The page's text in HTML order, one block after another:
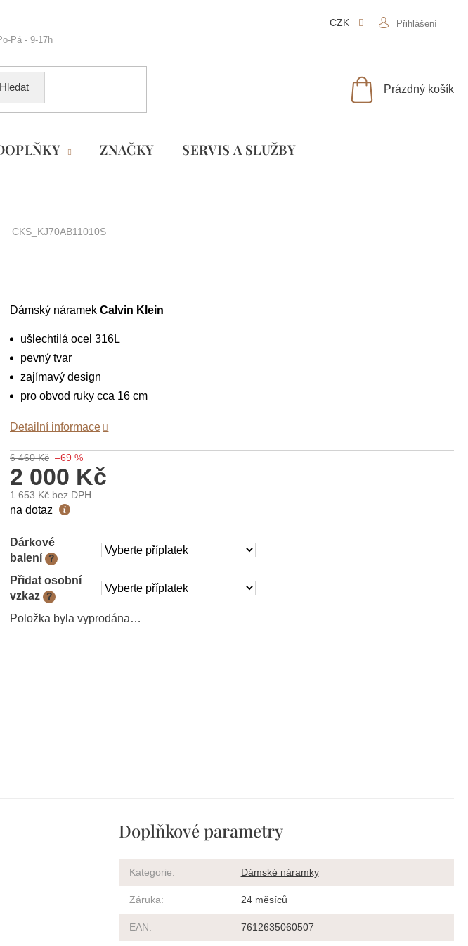
CZK Přihlášení
Hledat
NÁKUPNÍ
Prázdný košík
ZNAČKY SLUŽBY
CKS_KJ70AB11010S
6 460 Kč –69 %
2 000 Kč
1 653 Kč bez DPH
Měrná
na dotaz
Dárkové
balení
?
Přidat osobní
vzkaz
?
Položka byla vyprodána…
Dámský náramek Calvin Klein
ušlechtilá ocel 316L
pevný tvar
zajímavý design
pro obvod ruky cca 16 cm
Detailní informace
Doplňkové parametry
Kategorie: Dámské náramky
Záruka: 24 měsíců
EAN: 7612635060507